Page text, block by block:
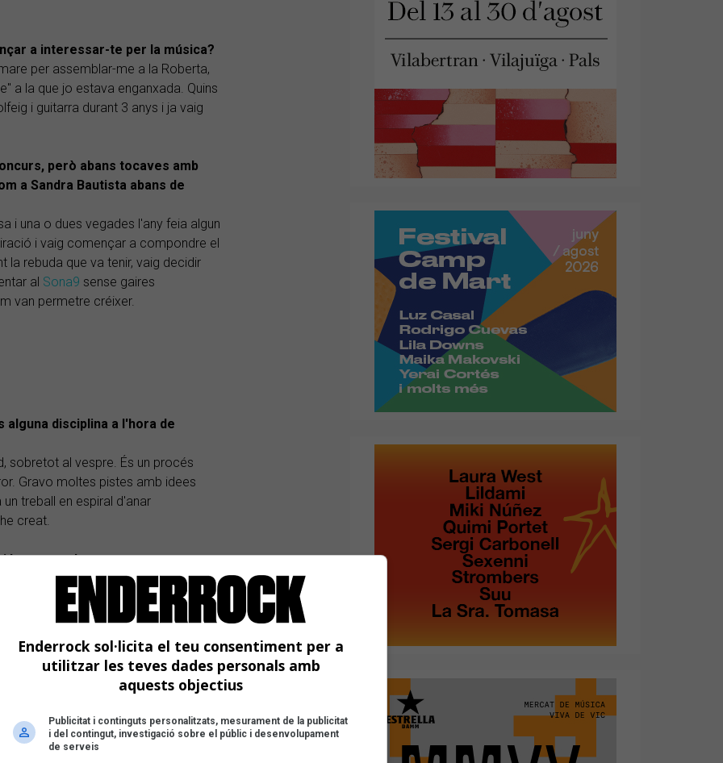
a interessar-te per la música?
per assemblar-me a la Roberta,
a la que jo estava enganxada. Quins
i guitarra durant 3 anys i ja vaig
però abans tocaves amb
a Sandra Bautista abans de
i una o dues vegades l'any feia algun
i vaig començar a compondre el
la rebuda que va tenir, vaig decidir
al Sona9 sense gaires
van permetre créixer.
disciplina a l'hora de
sobretot al vespre. És un procés
Gravo moltes pistes amb idees
treball en espiral d'anar
creat.
has tocat durant aquesta etapa
, la majoria residents a
Miquel Galceran
(saxo). Tenim també alguns músics
el projecte i la il·lusió que tenen per
homes creus que és
escenaris? Com es dona la
Enderrock sol·licita el teu consentiment per a
utilitzar les teves dades personals amb
aquests objectius
Publicitat i continguts personalitzats, mesurament de la publicitat
i del contingut, investigació sobre el públic i desenvolupament
de serveis